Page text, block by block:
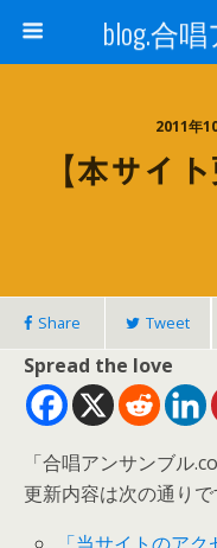
blog.合
2011年
【本サイ
Share Tweet
Spread the love
「合唱アンサンブル
更新内容は次の通りで